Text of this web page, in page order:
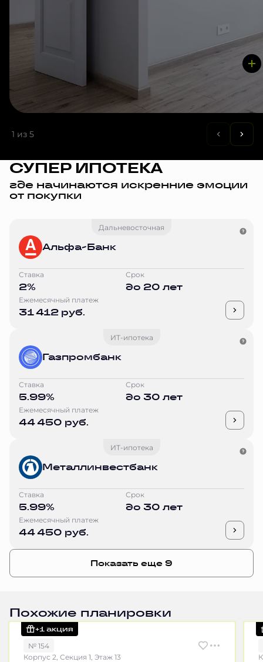
1 из 5
СУПЕР ИПОТЕКА
где начинаются искренние эмоции
от покупки
Дальневосточная
Альфа-Банк
Ставка
2%
Срок
до 20 лет
Ежемесячный платеж
31 412 руб.
ИТ-ипотека
Газпромбанк
Ставка
5.99%
Срок
до 30 лет
Ежемесячный платеж
44 450 руб.
ИТ-ипотека
Металлинвестбанк
Ставка
5.99%
Срок
до 30 лет
Ежемесячный платеж
44 450 руб.
Показать еще 9
Похожие планировки
+1 акция
№ 154
Корпус 2, Секция 1, Этаж 13